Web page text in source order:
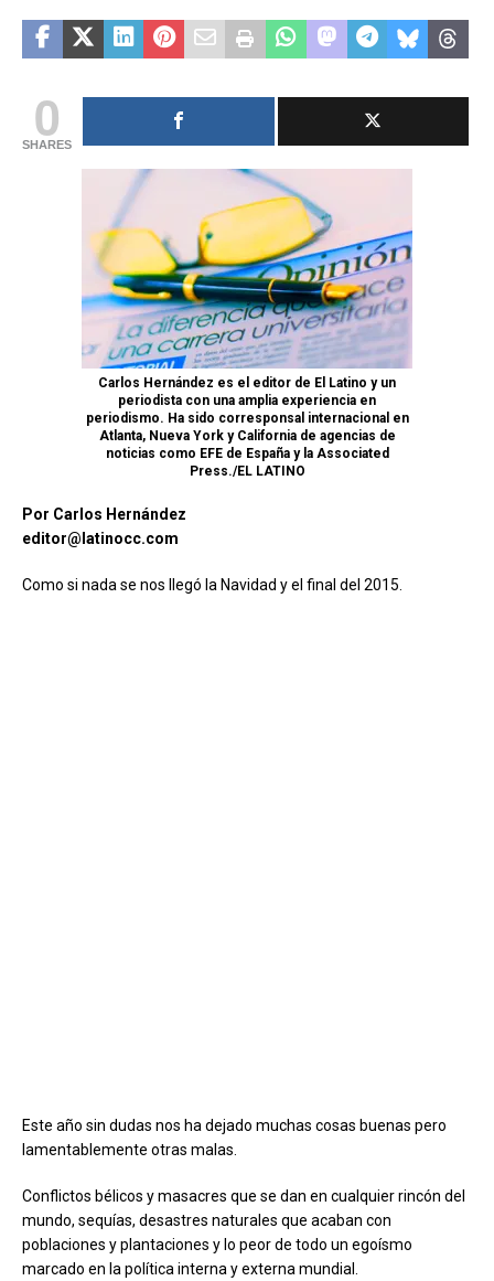
0
SHARES
Carlos Hernández es el editor de El Latino y un
periodista con una amplia experiencia en
periodismo. Ha sido corresponsal internacional en
Atlanta, Nueva York y California de agencias de
noticias como EFE de España y la Associated
Press./EL LATINO
Por Carlos Hernández
editor@latinocc.com
Como si nada se nos llegó la Navidad y el final del 2015.
Este año sin dudas nos ha dejado muchas cosas buenas pero
lamentablemente otras malas.
Conflictos bélicos y masacres que se dan en cualquier rincón del
mundo, sequías, desastres naturales que acaban con
poblaciones y plantaciones y lo peor de todo un egoísmo
marcado en la política interna y externa mundial.